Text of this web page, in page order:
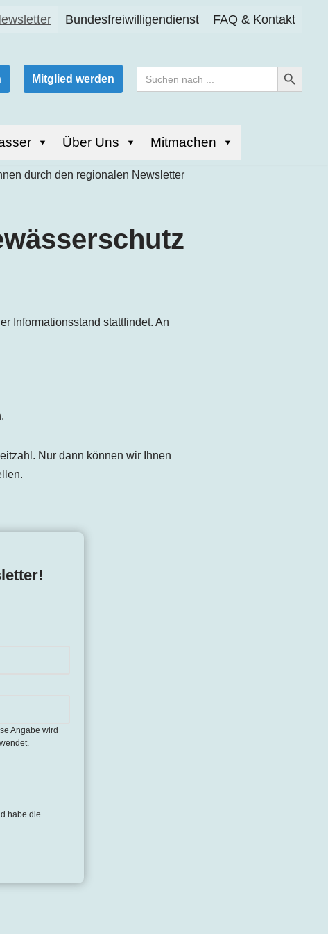
Bundesfreiwilligendienst FAQ & Kontakt
Mitglied werden
Search
for:
Search Button
Über Uns Mitmachen
Informationsstand stattfindet. An
Nur dann können wir Ihnen
Angabe wird
habe die